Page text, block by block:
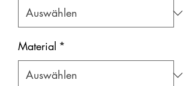
Material *